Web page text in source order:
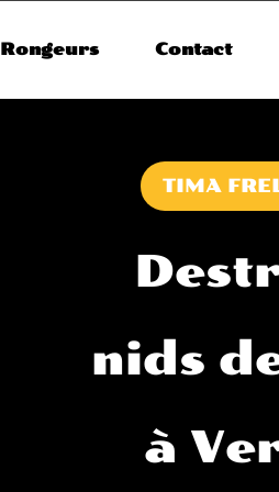
Rongeurs Contact
TIMA
nids
à